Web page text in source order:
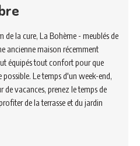
de la cure, La Bohème - meublés de
ancienne maison récemment
équipés tout confort pour que
Le temps d'un week-end,
vacances, prenez le temps de
de la terrasse et du jardin